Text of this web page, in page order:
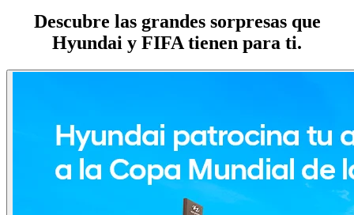
Descubre las grandes sorpresas que
Hyundai y FIFA tienen para ti.